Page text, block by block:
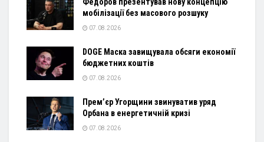
мобілізації без масового розшуку
07.08.2026
DOGE Маска завищувала обсяги економії
бюджетних коштів
07.08.2026
Прем’єр Угорщини звинуватив уряд
Орбана в енергетичній кризі
07.08.2026